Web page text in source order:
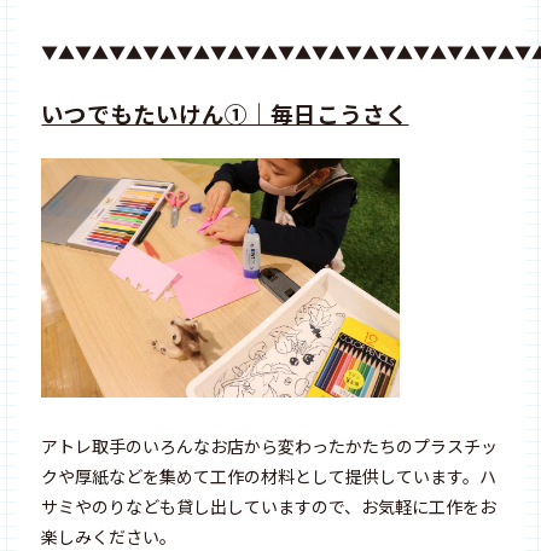
いつでもたいけん①｜毎日こうさく
アトレ取手のいろんなお店から変わったかたちのプラスチッ
クや厚紙などを集めて工作の材料として提供しています。ハ
サミやのりなども貸し出していますので、お気軽に工作をお
楽しみください。